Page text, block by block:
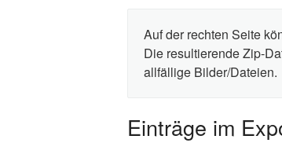
Auf der rechten Seite
Die resultierende Zip-
allfällige Bilder/Dateien.
Einträge im